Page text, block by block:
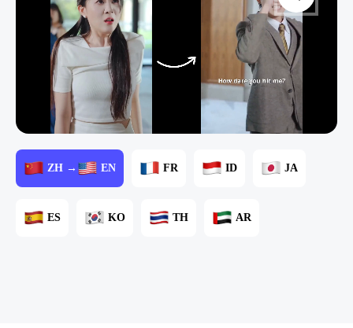
ZH → EN FR ID JA
ES KO TH AR